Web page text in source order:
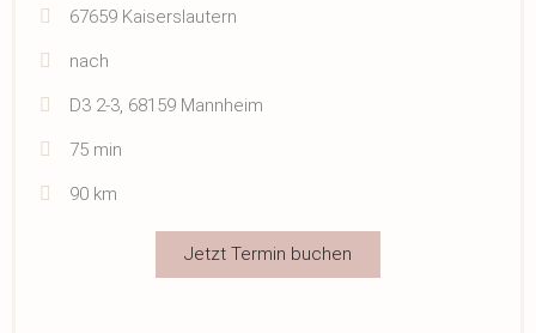
67659 Kaiserslautern
nach
D3 2-3, 68159 Mannheim
75 min
90 km
Jetzt Termin buchen